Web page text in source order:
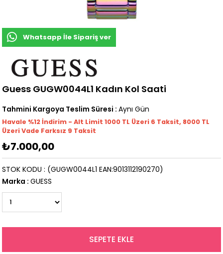
Whatsapp İle Sipariş ver
Guess GUGW0044L1 Kadın Kol Saati
Tahmini Kargoya Teslim Süresi : Aynı Gün
Havale %12 İndirim - Alt Limit 1000 TL Üzeri 6 Taksit, 8000 TL
Üzeri Vade Farksız 9 Taksit
₺7.000,00
(GUGW0044L1 EAN:9013112190270)
STOK KODU
Marka : GUESS